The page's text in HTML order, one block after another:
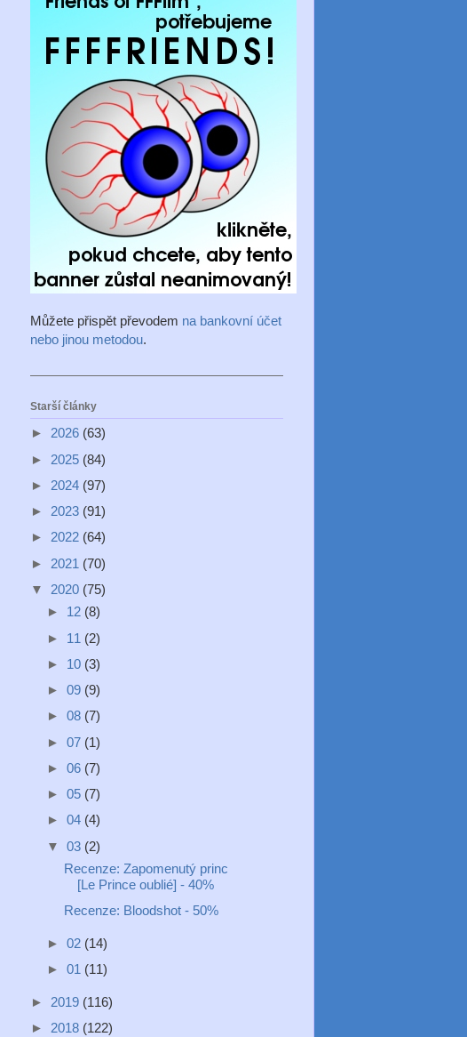
Můžete přispět převodem na bankovní účet
nebo jinou metodou.
Starší články
► 2026 (63)
► 2025 (84)
► 2024 (97)
► 2023 (91)
► 2022 (64)
► 2021 (70)
▼ 2020 (75)
► 12 (8)
► 11 (2)
► 10 (3)
► 09 (9)
► 08 (7)
► 07 (1)
► 06 (7)
► 05 (7)
► 04 (4)
▼ 03 (2)
Recenze: Zapomenutý princ
[Le Prince oublié] - 40%
Recenze: Bloodshot - 50%
► 02 (14)
► 01 (11)
► 2019 (116)
► 2018 (122)